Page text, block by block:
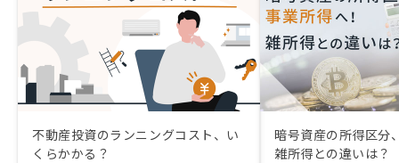
不動産投資のランニングコスト、い
くらかかる？
暗号資産の所得区分
雑所得との違いは？